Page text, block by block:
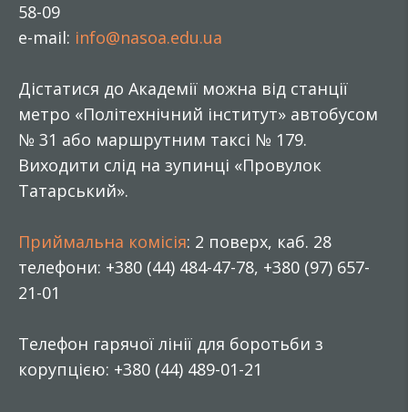
58-09
e-mail: info@nasoa.edu.ua
Дістатися до Академії можна від станції
метро «Політехнічний інститут» автобусом
№ 31 або маршрутним таксі № 179.
Виходити слід на зупинці «Провулок
Татарський».
Приймальна комісія: 2 поверх, каб. 28
телефони: +380 (44) 484-47-78, +380 (97) 657-
21-01
Телефон гарячої лінії для боротьби з
корупцією: +380 (44) 489-01-21